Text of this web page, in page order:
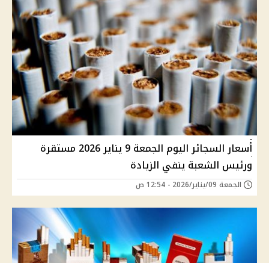
أسعار السجائر اليوم الجمعة 9 يناير 2026 مستقرة
ورئيس الشعبة ينفي الزيادة
الجمعة 09/يناير/2026 - 12:54 ص